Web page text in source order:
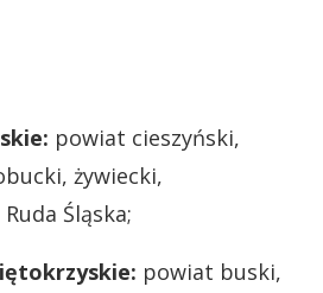
powiat cieszyński,
żywiecki,
Śląska;
powiat buski,